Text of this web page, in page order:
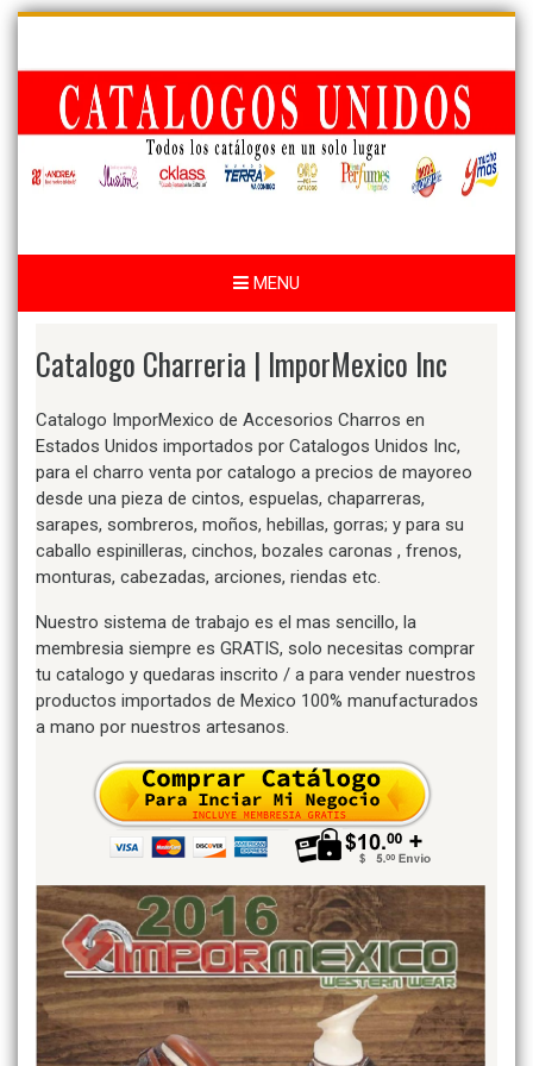
Skip
content
MENU
Catalogo Charreria | ImporMexico Inc
Catalogo ImporMexico de Accesorios Charros en
Estados Unidos importados por Catalogos Unidos Inc,
para el charro venta por catalogo a precios de mayoreo
desde una pieza de cintos, espuelas, chaparreras,
sarapes, sombreros, moños, hebillas, gorras; y para su
caballo espinilleras, cinchos, bozales caronas , frenos,
monturas, cabezadas, arciones, riendas etc.
Nuestro sistema de trabajo es el mas sencillo, la
membresia siempre es GRATIS, solo necesitas comprar
tu catalogo y quedaras inscrito / a para vender nuestros
productos importados de Mexico 100% manufacturados
a mano por nuestros artesanos.